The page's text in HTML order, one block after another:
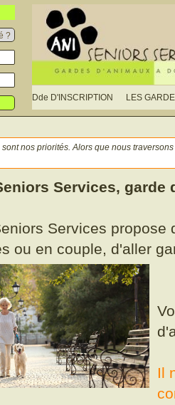
?
Dde D'INSCRIPTION LES
nos priorités. Alors que nous
Services, garde
Services propose
ou en couple, d'aller
Il